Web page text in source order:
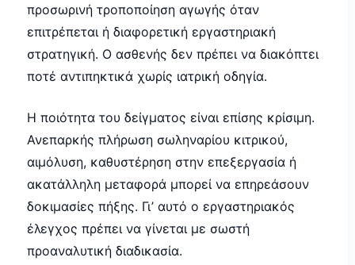
προσωρινή τροποποίηση αγωγής όταν
επιτρέπεται ή διαφορετική εργαστηριακή
στρατηγική. Ο ασθενής δεν πρέπει να διακόπτει
ποτέ αντιπηκτικά χωρίς ιατρική οδηγία.
Η ποιότητα του δείγματος είναι επίσης κρίσιμη.
Ανεπαρκής πλήρωση σωληναρίου κιτρικού,
αιμόλυση, καθυστέρηση στην επεξεργασία ή
ακατάλληλη μεταφορά μπορεί να επηρεάσουν
δοκιμασίες πήξης. Γι’ αυτό ο εργαστηριακός
έλεγχος πρέπει να γίνεται με σωστή
προαναλυτική διαδικασία.